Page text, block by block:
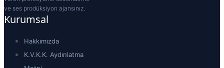
ve ses prodüksiyon ajansınız.
Kurumsal
Hakkımızda
K.V.K.K. Aydınlatma